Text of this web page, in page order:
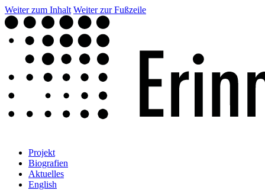
Weiter zum Inhalt Weiter zur Fußzeile
Projekt
Biografien
Aktuelles
English